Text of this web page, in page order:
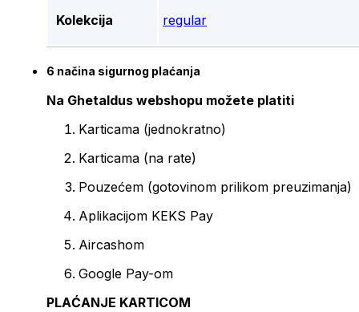
Kolekcija regular
6 načina sigurnog plaćanja
Na Ghetaldus webshopu možete platiti
Karticama (jednokratno)
Karticama (na rate)
Pouzećem (gotovinom prilikom preuzimanja)
Aplikacijom KEKS Pay
Aircashom
Google Pay-om
PLAĆANJE KARTICOM